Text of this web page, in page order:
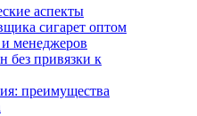
аспекты
сигарет оптом
менеджеров
без привязки к
преимущества